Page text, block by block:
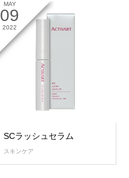
MAY
09
2022
SCラッシュセラム
スキンケア